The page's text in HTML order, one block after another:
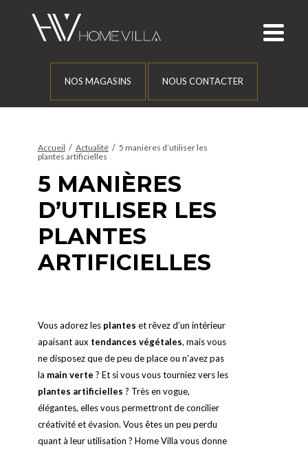
NOS MAGASINS NOUS CONTACTER
Accueil / Actualité / 5 manières d’utiliser les
plantes artificielles
5 MANIÈRES
D’UTILISER LES
PLANTES
ARTIFICIELLES
Vous adorez les plantes et rêvez d’un intérieur
apaisant aux tendances végétales, mais vous
ne disposez que de peu de place ou n’avez pas
la main verte ? Et si vous vous tourniez vers les
plantes artificielles ? Très en vogue,
élégantes, elles vous permettront de concilier
créativité et évasion. Vous êtes un peu perdu
quant à leur utilisation ? Home Villa vous donne